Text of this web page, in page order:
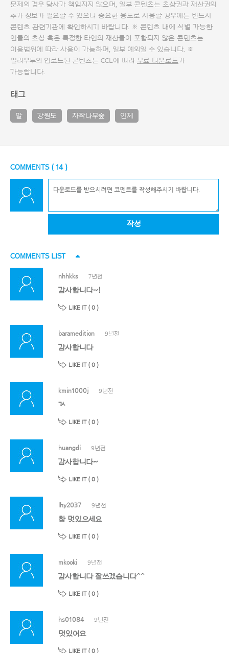
문제의 경우 당사가 책임지지 않으며, 일부 콘텐츠는 초상권과 재산권의
추가 정보가 필요할 수 있으니 중요한 용도로 사용할 경우에는 반드시
콘텐츠 관련기관에 확인하시기 바랍니다. ※ 콘텐츠 내에 식별 가능한
인물의 초상 혹은 특정한 타인의 재산물이 포함되지 않은 콘텐츠는
이용범위에 따라 사용이 가능하며, 일부 예외일 수 있습니다. ※
얼라우투의 업로드된 콘텐츠는 CCL에 따라 무료 다운로드가
가능합니다.
태그
말 강원도 자작나무숲 인제
COMMENTS ( 14)
작성
COMMENTS LIST
nhhkks 7년전
감사합니다~!
LIKE IT ( 0 )
baramedition 9년전
감사합니다
LIKE IT ( 0 )
kmin1000j 9년전
ㄳ
LIKE IT ( 0 )
huangdi 9년전
감사합니다~
LIKE IT ( 0 )
lhy2037 9년전
참 멋있으세요
LIKE IT ( 0 )
mkooki 9년전
감사합니다 잘쓰겠습니다^^
LIKE IT ( 0 )
hs01084 9년전
멋있어요
LIKE IT ( 0 )